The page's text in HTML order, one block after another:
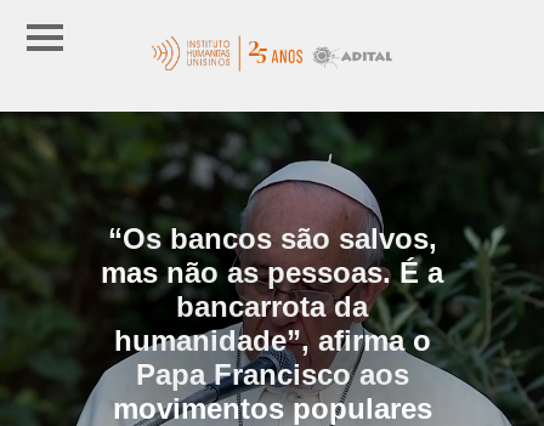
“Os bancos são salvos,
mas não as pessoas. É a
bancarrota da
humanidade”, afirma o
Papa Francisco aos
movimentos populares